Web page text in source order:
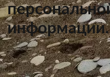
информации.